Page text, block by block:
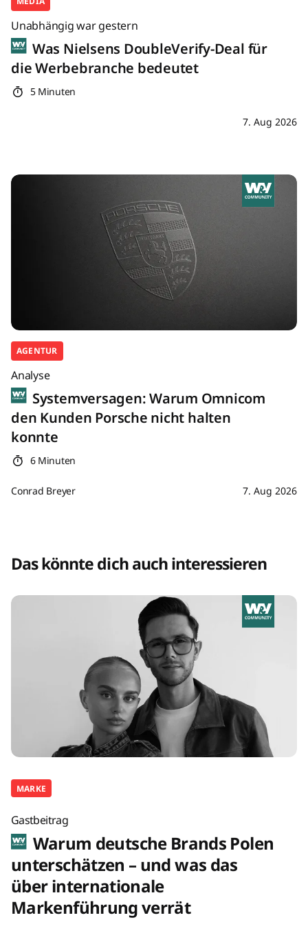
Unabhängig war gestern
Was Nielsens DoubleVerify-Deal für
die Werbebranche bedeutet
5 Minuten
7. Aug 2026
AGENTUR
Analyse
Systemversagen: Warum Omnicom
den Kunden Porsche nicht halten
konnte
6 Minuten
Conrad Breyer 7. Aug 2026
Das könnte dich auch interessieren
MARKE
Gastbeitrag
Warum deutsche Brands Polen
unterschätzen – und was das
über internationale
Markenführung verrät